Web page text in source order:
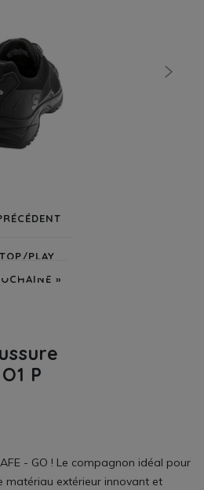
PLAY
»
P
- GO ! Le compagnon idéal pour
matériau extérieur innovant et